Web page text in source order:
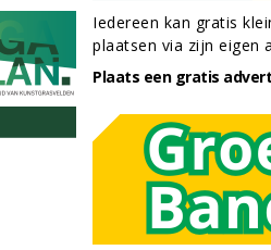
Iedereen kan gratis
plaatsen via zijn eigen
Plaats een gratis